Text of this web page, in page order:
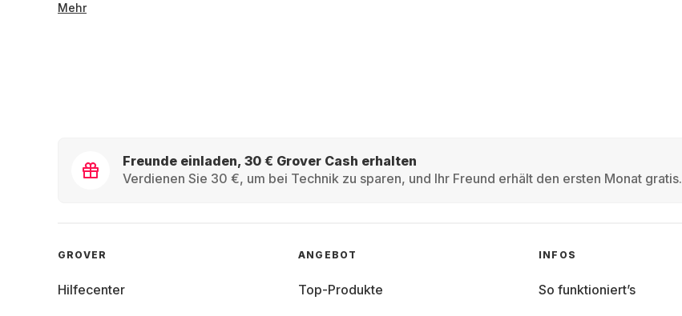
Mehr
Freunde einladen, 30 € Grover Cash erhalten
Verdienen Sie 30 €, um bei Technik zu sparen, und Ihr Freund erhält den ersten Monat gratis.
GROVER
Hilfecenter
ANGEBOT
Top-Produkte
INFOS
So funktioniert’s